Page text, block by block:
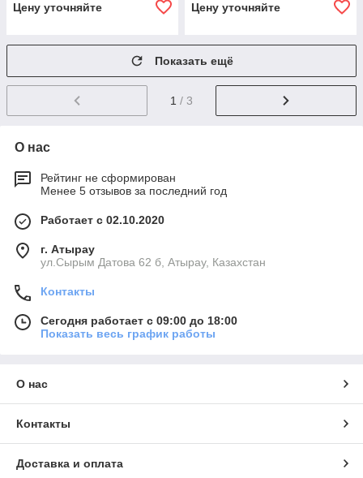
Цену уточняйте Цену уточняйте
Показать ещё
1 / 3
О нас
Рейтинг не сформирован
Менее 5 отзывов за последний год
Работает с 02.10.2020
г. Атырау
ул.Сырым Датова 62 б, Атырау, Казахстан
Контакты
Сегодня работает с 09:00 до 18:00
Показать весь график работы
О нас
Контакты
Доставка и оплата